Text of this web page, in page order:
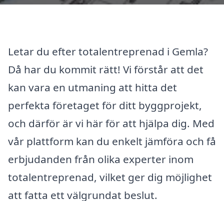
Letar du efter totalentreprenad i Gemla?
Då har du kommit rätt! Vi förstår att det
kan vara en utmaning att hitta det
perfekta företaget för ditt byggprojekt,
och därför är vi här för att hjälpa dig. Med
vår plattform kan du enkelt jämföra och få
erbjudanden från olika experter inom
totalentreprenad, vilket ger dig möjlighet
att fatta ett välgrundat beslut.